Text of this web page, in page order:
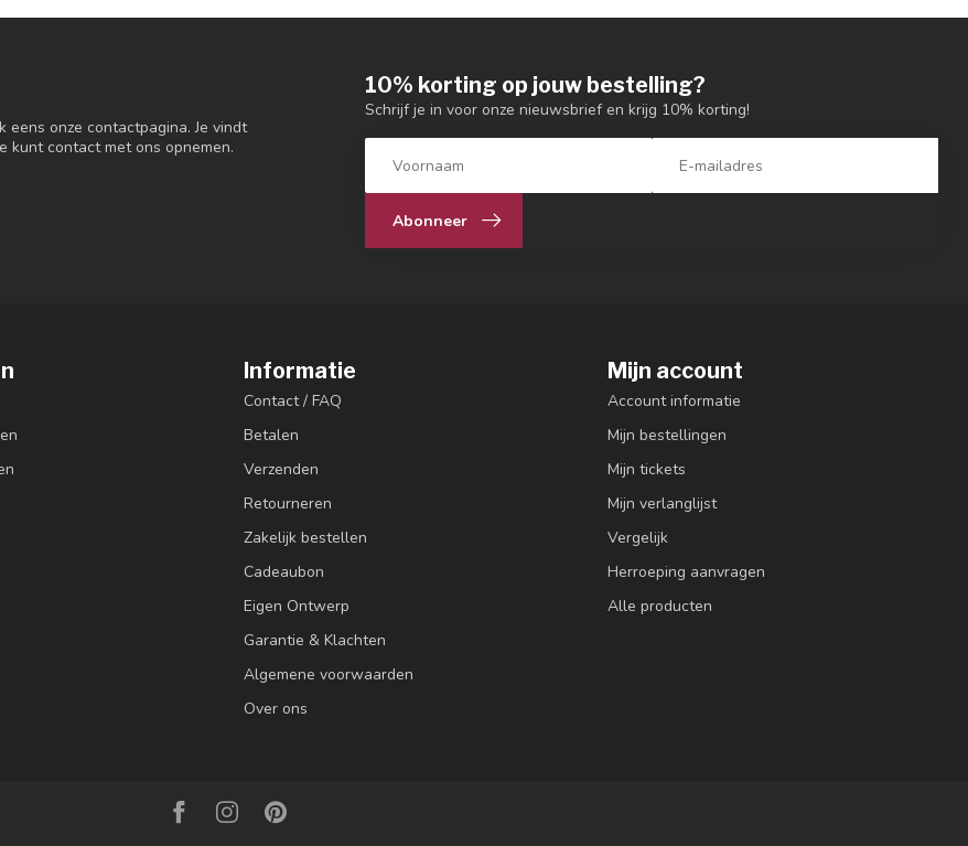
onze contactpagina. Je vindt
kunt contact met ons opnemen.
10% korting op jouw bestelling?
Schrijf je in voor onze nieuwsbrief en krijg 10% korting!
Abonneer
Informatie
Contact / FAQ
Betalen
Verzenden
Retourneren
Zakelijk bestellen
Cadeaubon
Eigen Ontwerp
Garantie & Klachten
Algemene voorwaarden
Over ons
Mijn account
Account informatie
Mijn bestellingen
Mijn tickets
Mijn verlanglijst
Vergelijk
Herroeping aanvragen
Alle producten